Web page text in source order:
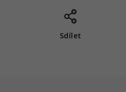
Sdílet